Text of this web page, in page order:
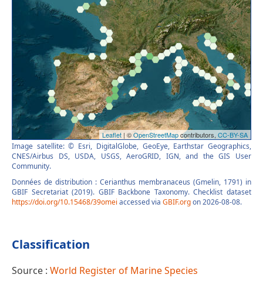
Image satellite: © Esri, DigitalGlobe, GeoEye, Earthstar Geographics,
CNES/Airbus DS, USDA, USGS, AeroGRID, IGN, and the GIS User
Community.
Données de distribution : Cerianthus membranaceus (Gmelin, 1791) in
GBIF Secretariat (2019). GBIF Backbone Taxonomy. Checklist dataset
https://doi.org/10.15468/39omei accessed via GBIF.orgon 2026-08-08.
Classification
Source : World Register of Marine Species